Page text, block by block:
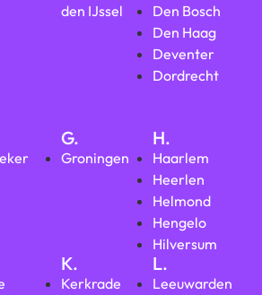
den IJssel
Den Bosch
Den Haag
Deventer
Dordrecht
G.
Groningen
H.
Haarlem
Heerlen
Helmond
Hengelo
Hilversum
K.
Kerkrade
L.
Leeuwarden